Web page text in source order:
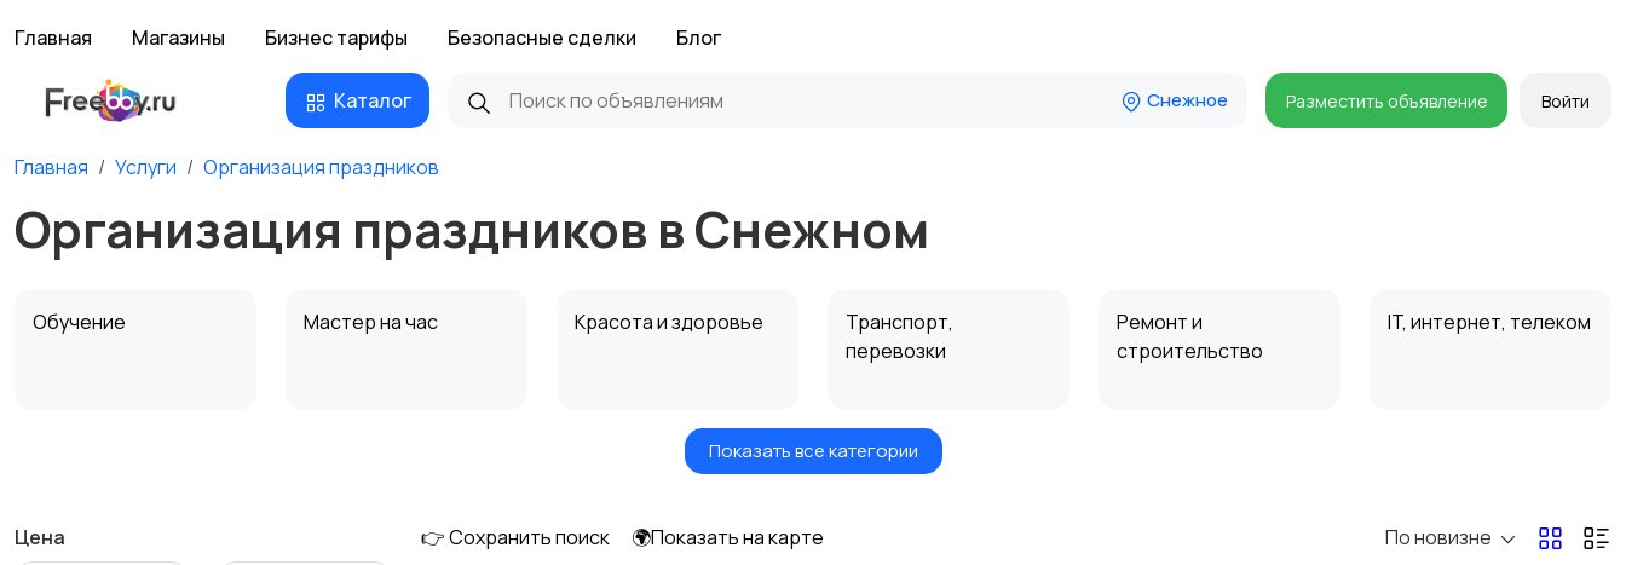
Главная Магазины Бизнес тарифы Безопасные сделки Блог
Каталог Снежное Разместить объявление Войти
Главная Услуги Организация праздников
Организация праздников в Снежном
Обучение Мастер на час Красота и здоровье
Транспорт,
перевозки
Ремонт и
строительство
IT, интернет, телеком
Ремонт техники
Показать все категории
Цена 👉 Сохранить поиск 🌍Показать на карте По новизне